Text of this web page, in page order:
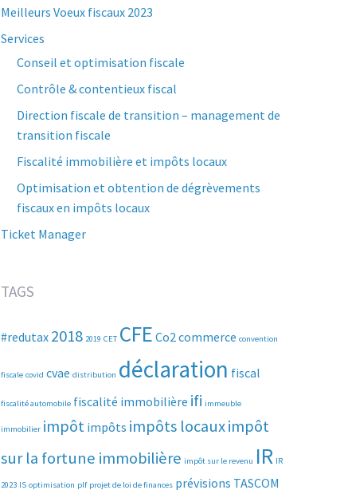
Meilleurs Voeux fiscaux 2023
Services
Conseil et optimisation fiscale
Contrôle & contentieux fiscal
Direction fiscale de transition – management de
transition fiscale
Fiscalité immobilière et impôts locaux
Optimisation et obtention de dégrèvements
fiscaux en impôts locaux
Ticket Manager
TAGS
#redutax 2018 2019 CET CFE Co2commerce convention
fiscale covid cvae distribution déclaration fiscal
fiscalité automobile fiscalité immobilière ifi immeuble
immobilier impôt impôts impôts locauximpôt
sur la fortune immobilière impôt sur le revenu IR IR
2023 IS optimisation plf projet de loi de finances prévisions TASCOM